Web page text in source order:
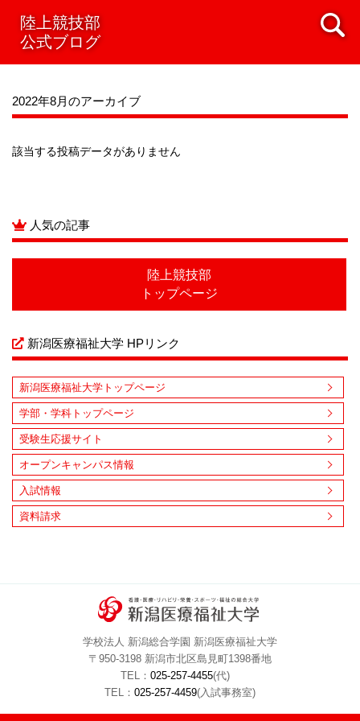
陸上競技部
公式ブログ
2022年8月のアーカイブ
該当する投稿データがありません
人気の記事
2021年08月
2021年07月
2021年04月
2021年03月
2020年12月2020年11月 2020年10月
2020年09月
陸上競技部
トップページ
新潟医療福祉大学 HPリンク
新潟医療福祉大学トップページ
学部・学科トップページ
受験生応援サイト
オープンキャンパス情報
入試情報
資料請求
学校法人 新潟総合学園 新潟医療福祉大学
〒950-3198 新潟市北区島見町1398番地
TEL： 025-257-4455(代)
TEL： 025-257-4459(入試事務室)